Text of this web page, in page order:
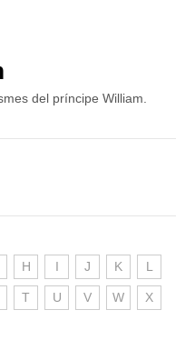
del príncipe William.
H I J K L
T U V W X